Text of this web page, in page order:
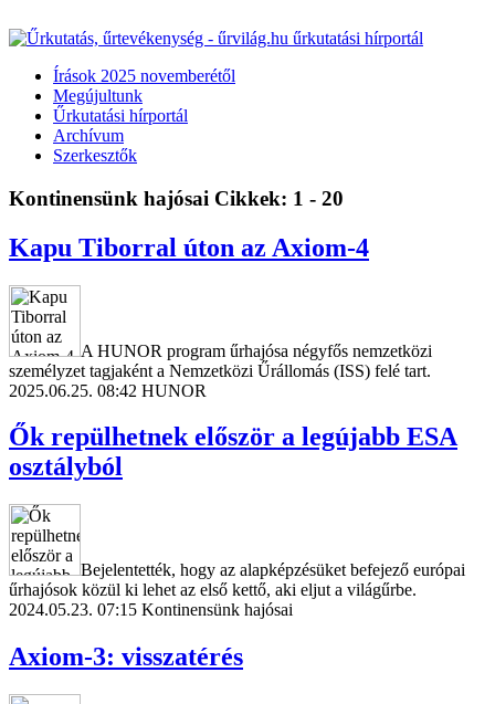
Írások 2025 novemberétől
Megújultunk
Űrkutatási hírportál
Archívum
Szerkesztők
Kontinensünk hajósai Cikkek: 1 - 20
Kapu Tiborral úton az Axiom-4
A HUNOR program űrhajósa négyfős nemzetközi
személyzet tagjaként a Nemzetközi Űrállomás (ISS) felé tart.
2025.06.25. 08:42 HUNOR
Ők repülhetnek először a legújabb ESA
osztályból
Bejelentették, hogy az alapképzésüket befejező európai
űrhajósok közül ki lehet az első kettő, aki eljut a világűrbe.
2024.05.23. 07:15 Kontinensünk hajósai
Axiom-3: visszatérés